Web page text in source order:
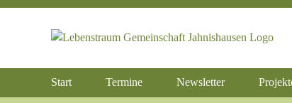
Zum
Start Termine Newsletter